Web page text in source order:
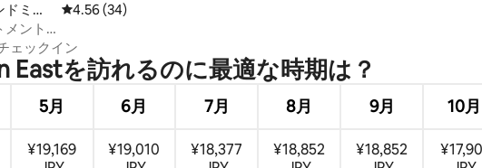
ミニ
レビュー34件、5つ星中4.56つ星の平均評価
4.56 (34)
ント
）
ェックイン
Eastを訪⁠れ⁠るの⁠に最⁠適⁠な時⁠期⁠は⁠？
5月 6月 7月 8月 9月 10月
¥19,169
¥19,010
¥18,377
¥18,852
¥18,852